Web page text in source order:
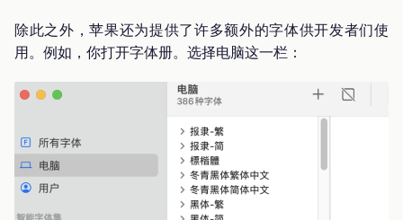
除此之外，苹果还为提供了许多额外的字体供开发者们使
用。例如，你打开字体册。选择电脑这一栏：